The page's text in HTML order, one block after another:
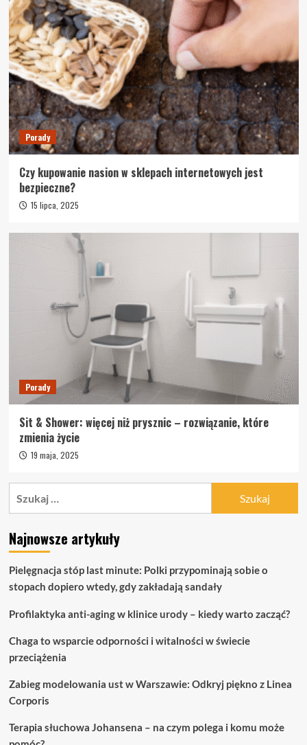
Porady
Czy kupowanie nasion w sklepach internetowych jest
bezpieczne?
15 lipca, 2025
Porady
Sit & Shower: więcej niż prysznic – rozwiązanie, które
zmienia życie
19 maja, 2025
Najnowsze artykuły
Pielęgnacja stóp last minute: Polki przypominają sobie o
stopach dopiero wtedy, gdy zakładają sandały
Profilaktyka anti-aging w klinice urody – kiedy warto zacząć?
Chaga to wsparcie odporności i witalności w świecie
przeciążenia
Zabieg modelowania ust w Warszawie: Odkryj piękno z Linea
Corporis
Terapia słuchowa Johansena – na czym polega i komu może